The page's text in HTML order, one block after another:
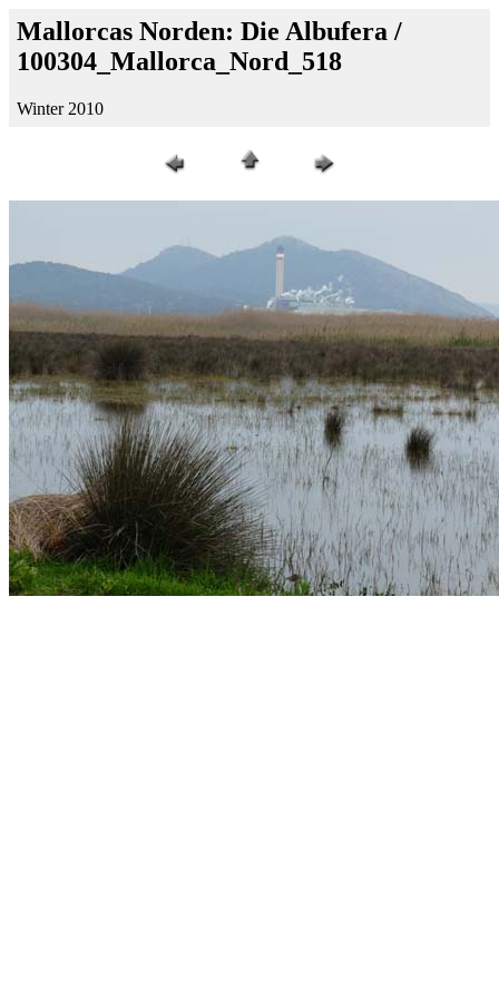
Mallorcas Norden: Die Albufera /
100304_Mallorca_Nord_518
Winter 2010